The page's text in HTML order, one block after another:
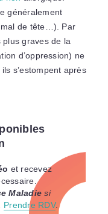
généralement
de tête…). Par
graves de la
d’oppression) ne
s’estompent après
et recevez
Maladie si
Prendre RDV.